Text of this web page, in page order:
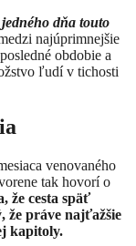
dňa touto
najúprimnejšie
obdobie a
ľudí v tichosti
venovaného
tak hovorí o
že cesta späť
že práve najťažšie
kapitoly.